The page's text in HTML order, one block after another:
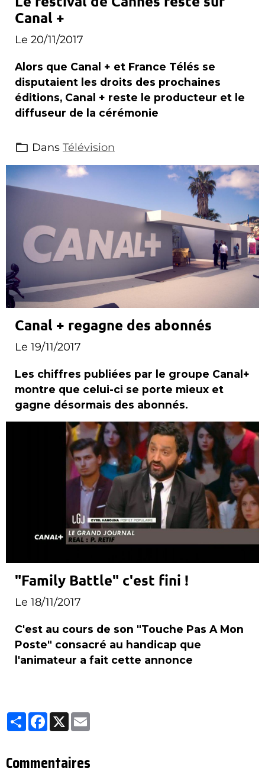
Canal +
Le 20/11/2017
Alors que Canal + et France Télés se
disputaient les droits des prochaines
éditions, Canal + reste le producteur et le
diffuseur de la cérémonie
Dans Télévision
Canal + regagne des abonnés
Le 19/11/2017
Les chiffres publiées par le groupe Canal+
montre que celui-ci se porte mieux et
gagne désormais des abonnés.
"Family Battle" c'est fini !
Le 18/11/2017
C'est au cours de son "Touche Pas A Mon
Poste" consacré au handicap que
l'animateur a fait cette annonce
Partager
Facebook
X
Commentaires